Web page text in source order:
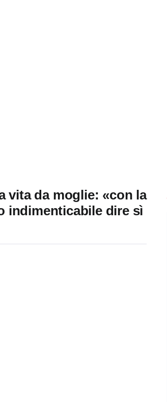
vita da moglie: «con la
indimenticabile dire sì